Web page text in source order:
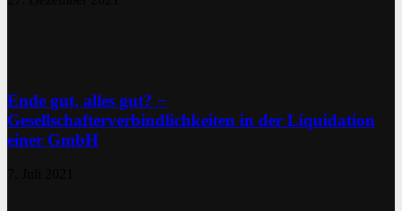
Ende gut, alles gut? −
Gesellschafterverbindlichkeiten in der Liquidation
einer GmbH